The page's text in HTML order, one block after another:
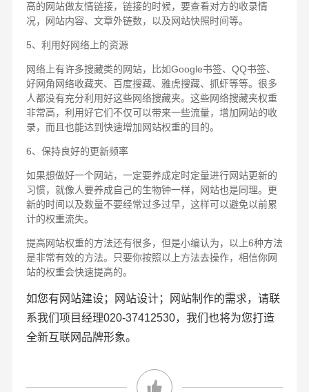
高的网站做友情链接，链接的时候，要查看对方的收录情
况，网站内容、文章外链数，以及网站快照时间等。
5、利用好网络上的资源
网络上有许多搜藏类的网站，比如Google书签、QQ书签、
好网角网络收藏夹、百度搜藏、雅虎搜藏、抓虾等等。很多
人都没有充分利用好这些网络搜藏夹。这些网络搜藏夹权重
非常高，利用好它们不仅可以带来一些流量，增加网站的收
录，而且也能达到快速增加网站权重的目的。
6、保持良好的更新频率
如果想做好一个网站，一定要养成定时定量进行网站更新的
习惯，就像人要养成自己的生物钟一样，网站也是同理。更
新的时间以及数量不要经常过多过早，这样可以避免以前累
计的权重流失。
提高网站权重的方法还有很多，但是小编认为，以上6种方法
是非常有效的方法。只要你按照以上方法去操作，相信你网
站的权重会快速提高的。
如您有网站建设；网站设计；网站制作的需求，请联
系我们项目经理020-37412530，我们也将为您打造
全新互联网品牌形象。